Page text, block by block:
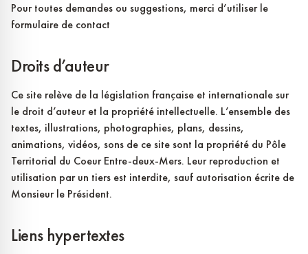
Pour toutes demandes ou suggestions, merci d’utiliser le
formulaire de contact
Droits d’auteur
Ce site relève de la législation française et internationale sur
le droit d’auteur et la propriété intellectuelle. L’ensemble des
textes, illustrations, photographies, plans, dessins,
animations, vidéos, sons de ce site sont la propriété du Pôle
Territorial du Coeur Entre-deux-Mers. Leur reproduction et
utilisation par un tiers est interdite, sauf autorisation écrite de
Monsieur le Président.
Liens hypertextes